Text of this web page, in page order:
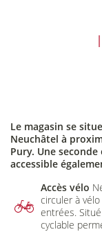
Le magasin se
Neuchâtel à
Pury. Une
accessible
Accès vélo
circuler à
entrées.
cyclable